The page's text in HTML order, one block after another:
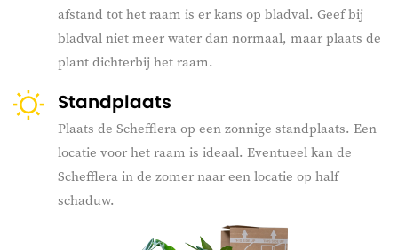
afstand tot het raam is er kans op bladval. Geef bij
bladval niet meer water dan normaal, maar plaats de
plant dichterbij het raam.
Standplaats
Plaats de Schefflera op een zonnige standplaats. Een
locatie voor het raam is ideaal. Eventueel kan de
Schefflera in de zomer naar een locatie op half
schaduw.